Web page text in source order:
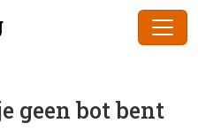
geen bot bent